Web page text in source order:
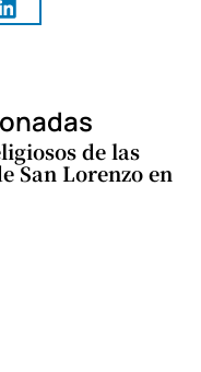
de las
San Lorenzo en